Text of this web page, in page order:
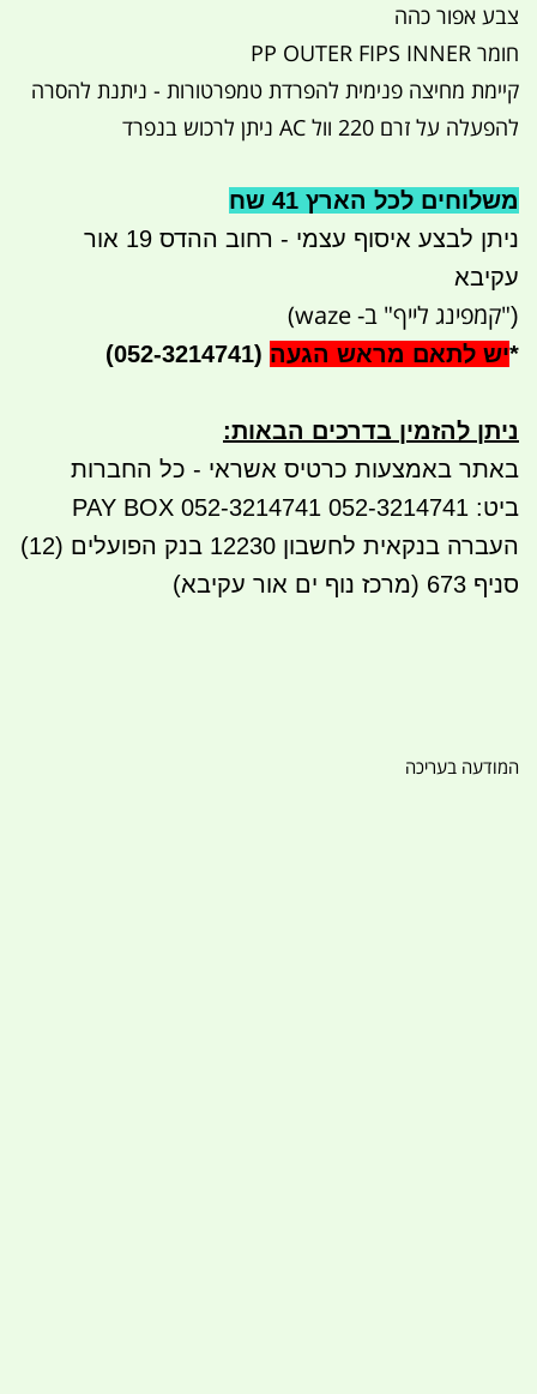
צבע אפור כהה
חומר PP OUTER FIPS INNER
קיימת מחיצה פנימית להפרדת טמפרטורות - ניתנת להסרה
להפעלה על זרם 220 וול AC ניתן לרכוש בנפרד
משלוחים לכל הארץ 41 שח
ניתן לבצע איסוף עצמי - רחוב ההדס 19 אור
עקיבא
("קמפינג לייף" ב- waze)
*יש לתאם מראש הגעה (052-3214741)
ניתן להזמין בדרכים הבאות:
באתר באמצעות כרטיס אשראי - כל החברות
ביט: 052-3214741 PAY BOX 052-3214741
העברה בנקאית לחשבון 12230
בנק הפועלים (12)
סניף 673 (מרכז נוף ים אור עקיבא)
המודעה בעריכה